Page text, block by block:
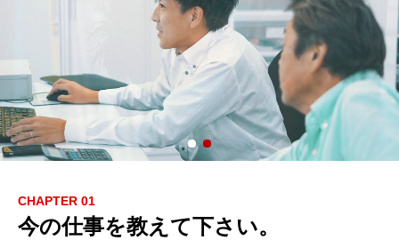
CHAPTER 01
今の仕事を教えて下さい。